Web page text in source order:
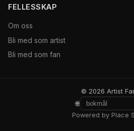
FELLESSKAP
Om oss
Bli med som artist
Bli med som fan
© 2026 Artist
🌐
Powered by Place